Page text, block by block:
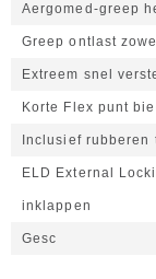
Aergomed-greep
Greep ontlast
Extreem snel
Korte Flex punt
Inclusief
ELD External
inklappen
Gesc